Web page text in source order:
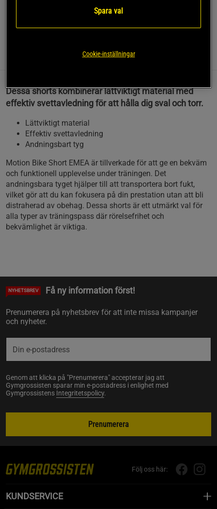
Recensioner
Dessa shorts kombinerar lättviktigt material med
effektiv svettavledning för att hålla dig sval och torr.
Lättviktigt material
Effektiv svettavledning
Andningsbart tyg
Motion Bike Short EMEA är tillverkade för att ge en bekväm
och funktionell upplevelse under träningen. Det
andningsbara tyget hjälper till att transportera bort fukt,
vilket gör att du kan fokusera på din prestation utan att bli
distraherad av obehag. Dessa shorts är ett utmärkt val för
alla typer av träningspass där rörelsefrihet och
bekvämlighet är viktiga.
NYHETSBREV Få ny information först!
Prenumerera på nyhetsbrev för att inte missa kampanjer
och nyheter.
Genom att klicka på "Prenumerera" accepterar jag att
Gymgrossisten sparar min e-postadress i enlighet med
Gymgrossistens Integritetspolicy.
Prenumerera
Följ oss här:
KUNDSERVICE
Spara val
Cookie-inställningar